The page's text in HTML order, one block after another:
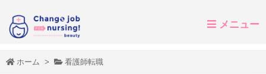
メニュー
ホーム > 看護師転職